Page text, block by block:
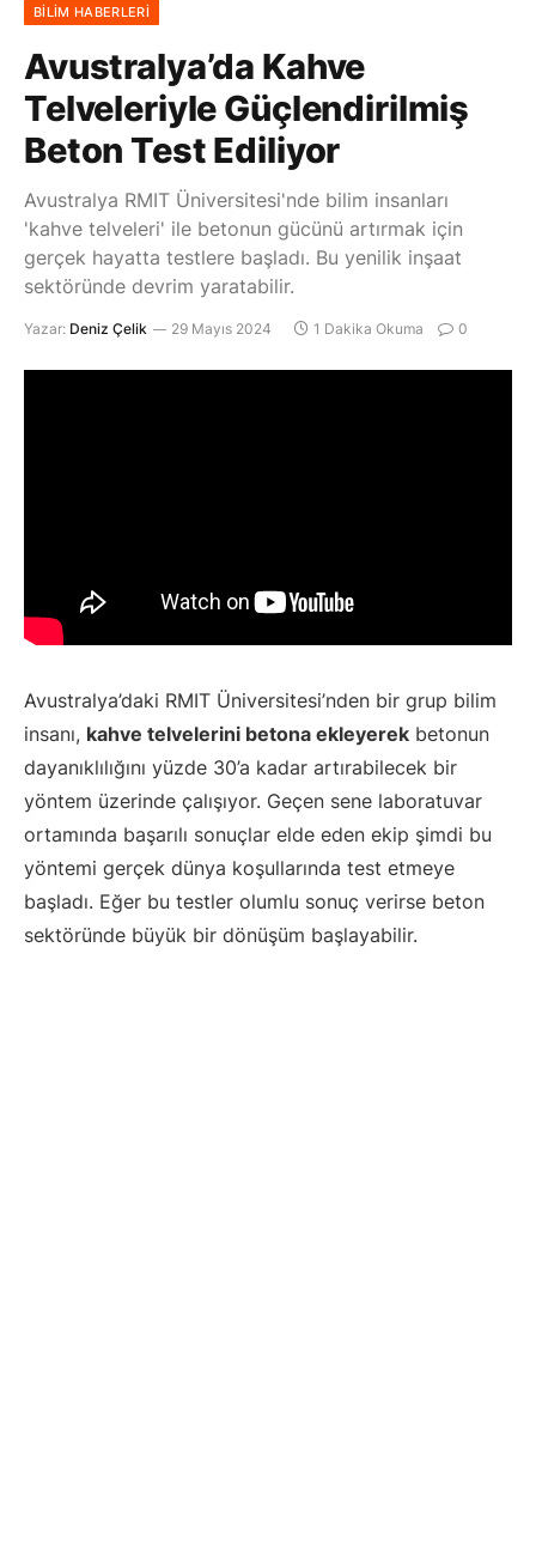
BILIM HABERLERI
Avustralya’da Kahve
Telveleriyle Güçlendirilmiş
Beton Test Ediliyor
Avustralya RMIT Üniversitesi'nde bilim insanları
'kahve telveleri' ile betonun gücünü artırmak için
gerçek hayatta testlere başladı. Bu yenilik inşaat
sektöründe devrim yaratabilir.
Yazar: Deniz Çelik 29 Mayıs 2024 1 Dakika Okuma 0
Avustralya’daki RMIT Üniversitesi’nden bir grup bilim
insanı, kahve telvelerini betona ekleyerek betonun
dayanıklılığını yüzde 30’a kadar artırabilecek bir
yöntem üzerinde çalışıyor. Geçen sene laboratuvar
ortamında başarılı sonuçlar elde eden ekip şimdi bu
yöntemi gerçek dünya koşullarında test etmeye
başladı. Eğer bu testler olumlu sonuç verirse beton
sektöründe büyük bir dönüşüm başlayabilir.